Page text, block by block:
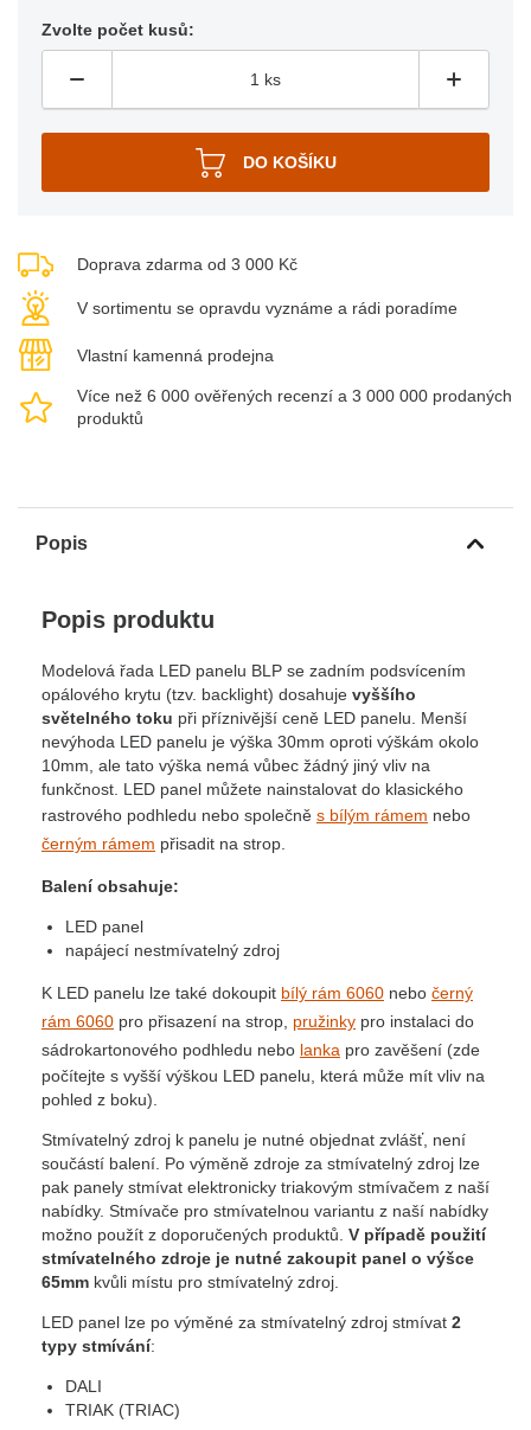
Zvolte počet kusů:
Doprava zdarma od 3 000 Kč
V sortimentu se opravdu vyznáme a rádi poradíme
Vlastní kamenná prodejna
Více než 6 000 ověřených recenzí a 3 000 000 prodaných
produktů
Popis
Popis produktu
Modelová řada LED panelu BLP se zadním podsvícením
opálového krytu (tzv. backlight) dosahuje vyššího
světelného toku při příznivější ceně LED panelu. Menší
nevýhoda LED panelu je výška 30mm oproti výškám okolo
10mm, ale tato výška nemá vůbec žádný jiný vliv na
funkčnost. LED panel můžete nainstalovat do klasického
rastrového podhledu nebo společně s bílým rámem nebo
černým rámem přisadit na strop.
Balení obsahuje:
LED panel
napájecí nestmívatelný zdroj
K LED panelu lze také dokoupit bílý rám 6060 nebo černý
rám 6060 pro přisazení na strop, pružinky pro instalaci do
sádrokartonového podhledu nebo lanka pro zavěšení (zde
počítejte s vyšší výškou LED panelu, která může mít vliv na
pohled z boku).
Stmívatelný zdroj k panelu je nutné objednat zvlášť, není
součástí balení. Po výměně zdroje za stmívatelný zdroj lze
pak panely stmívat elektronicky triakovým stmívačem z naší
nabídky. Stmívače pro stmívatelnou variantu z naší nabídky
možno použít z doporučených produktů. V případě použití
stmívatelného zdroje je nutné zakoupit panel o výšce
65mm kvůli místu pro stmívatelný zdroj.
LED panel lze po výměné za stmívatelný zdroj stmívat 2
typy stmívání:
DALI
TRIAK (TRIAC)